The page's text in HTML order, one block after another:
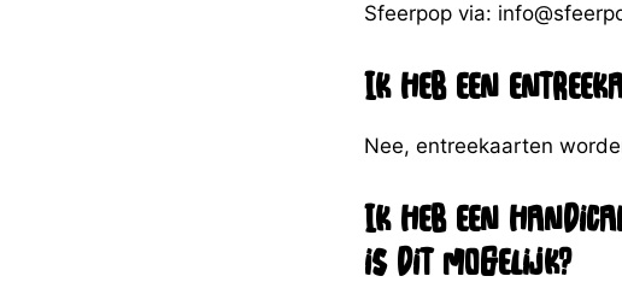
Sfeerpop via:
Ik heb een
Nee, entreekaarten
Ik heb een
is dit mogelijk?